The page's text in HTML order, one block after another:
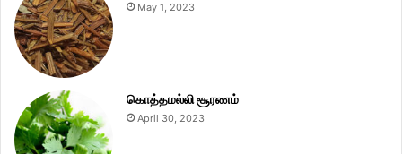
May 1, 2023
கொத்தமல்லி சூரணம்
April 30, 2023